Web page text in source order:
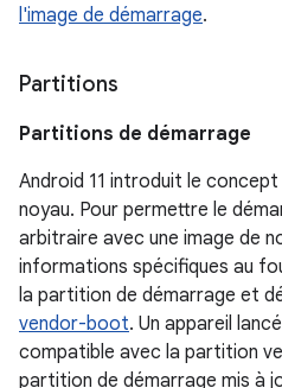
l'image de démarrage.
Partitions
Partitions de démarrage
Android 11 introduit le
noyau. Pour permettre le
arbitraire avec une image de
informations spécifiques au
la partition de démarrage et
vendor-boot. Un appareil
compatible avec la partition
partition de démarrage mis à